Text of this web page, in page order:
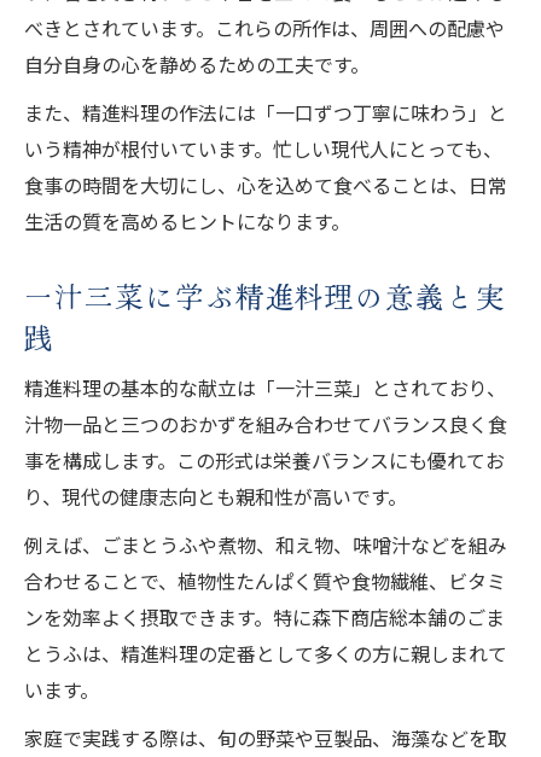
べきとされています。これらの所作は、周囲への配慮や
自分自身の心を静めるための工夫です。
また、精進料理の作法には「一口ずつ丁寧に味わう」と
いう精神が根付いています。忙しい現代人にとっても、
食事の時間を大切にし、心を込めて食べることは、日常
生活の質を高めるヒントになります。
一汁三菜に学ぶ精進料理の意義と実
践
精進料理の基本的な献立は「一汁三菜」とされており、
汁物一品と三つのおかずを組み合わせてバランス良く食
事を構成します。この形式は栄養バランスにも優れてお
り、現代の健康志向とも親和性が高いです。
例えば、ごまとうふや煮物、和え物、味噌汁などを組み
合わせることで、植物性たんぱく質や食物繊維、ビタミ
ンを効率よく摂取できます。特に森下商店総本舗のごま
とうふは、精進料理の定番として多くの方に親しまれて
います。
家庭で実践する際は、旬の野菜や豆製品、海藻などを取